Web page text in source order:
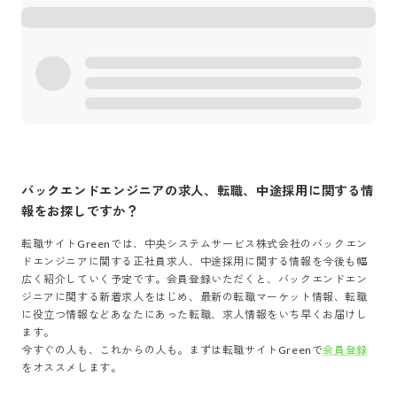
バックエンドエンジニアの求人、転職、中途採用に関する情
報をお探しですか？
転職サイトGreenでは、 中央システムサービス株式会社の バックエン
ドエンジニア に関する正社員求人、中途採用に関する情報を今後も幅
広く紹介していく予定です。会員登録いただくと、 バックエンドエン
ジニア に関する新着求人をはじめ、最新の転職マーケット情報、転職
に役立つ情報などあなたにあった転職、求人情報をいち早くお届けし
ます。
今すぐの人も、これからの人も。まずは転職サイトGreenで会員登録
をオススメします。